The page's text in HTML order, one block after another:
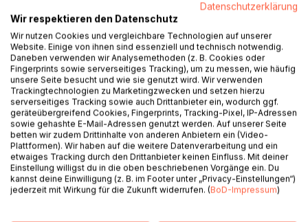
Auf die Merkliste
Titel bewerten
BESCHREIBUNG
Horrorfilme, Vampire und alles Unerklärliche. Das sind
Themen, die den jungen Alan Beckster faszinieren. Als er
Datenschutzerklärung
Wir respektieren den Datenschutz
Wir nutzen Cookies und vergleichbare Technologien auf unserer
Website. Einige von ihnen sind essenziell und technisch notwendig.
Daneben verwenden wir Analysemethoden (z. B. Cookies oder
Fingerprints sowie serverseitiges Tracking), um zu messen, wie häufig
unsere Seite besucht und wie sie genutzt wird. Wir verwenden
Trackingtechnologien zu Marketingzwecken und setzen hierzu
serverseitiges Tracking sowie auch Drittanbieter ein, wodurch ggf.
geräteübergreifend Cookies, Fingerprints, Tracking-Pixel, IP-Adressen
sowie gehashte E-Mail-Adressen genutzt werden. Auf unserer Seite
betten wir zudem Drittinhalte von anderen Anbietern ein (Video-
Plattformen). Wir haben auf die weitere Datenverarbeitung und ein
etwaiges Tracking durch den Drittanbieter keinen Einfluss. Mit deiner
Einstellung willigst du in die oben beschriebenen Vorgänge ein. Du
kannst deine Einwilligung (z. B. im Footer unter „Privacy-Einstellungen“)
jederzeit mit Wirkung für die Zukunft widerrufen. (BoD-Impressum)